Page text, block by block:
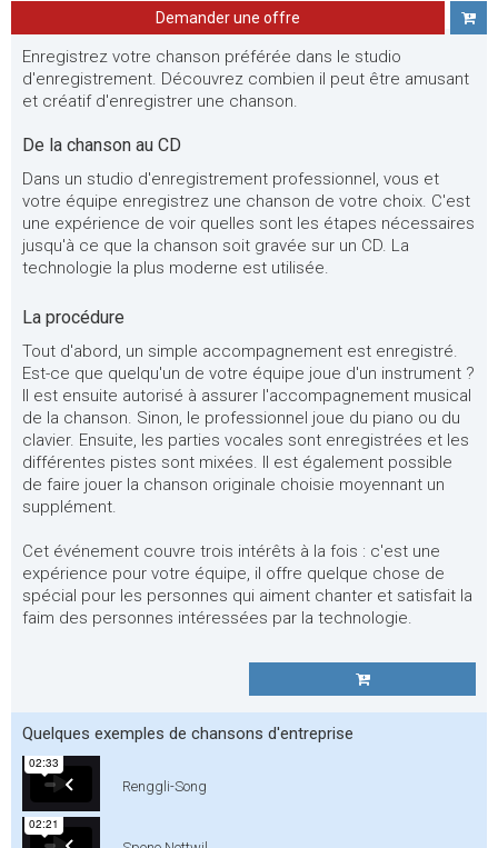
Demander une offre
Enregistrez votre chanson préférée dans le studio
d'enregistrement. Découvrez combien il peut être amusant
et créatif d'enregistrer une chanson.
De la chanson au CD
Dans un studio d'enregistrement professionnel, vous et
votre équipe enregistrez une chanson de votre choix. C'est
une expérience de voir quelles sont les étapes nécessaires
jusqu'à ce que la chanson soit gravée sur un CD. La
technologie la plus moderne est utilisée.
La procédure
Tout d'abord, un simple accompagnement est enregistré.
Est-ce que quelqu'un de votre équipe joue d'un instrument ?
Il est ensuite autorisé à assurer l'accompagnement musical
de la chanson. Sinon, le professionnel joue du piano ou du
clavier. Ensuite, les parties vocales sont enregistrées et les
différentes pistes sont mixées. Il est également possible
de faire jouer la chanson originale choisie moyennant un
supplément.
Cet événement couvre trois intérêts à la fois : c'est une
expérience pour votre équipe, il offre quelque chose de
spécial pour les personnes qui aiment chanter et satisfait la
faim des personnes intéressées par la technologie.
Quelques exemples de chansons d'entreprise
Renggli-Song